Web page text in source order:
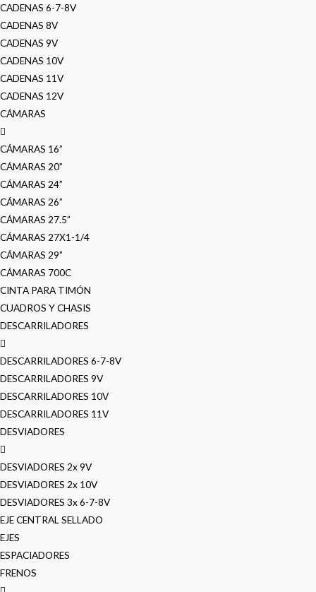
CADENAS 6-7-8V
CADENAS 8V
CADENAS 9V
CADENAS 10V
CADENAS 11V
CADENAS 12V
CÁMARAS
CÁMARAS 16”
CÁMARAS 20”
CÁMARAS 24”
CÁMARAS 26”
CÁMARAS 27.5”
CÁMARAS 27X1-1/4
CÁMARAS 29”
CÁMARAS 700C
CINTA PARA TIMÓN
CUADROS Y CHASIS
DESCARRILADORES
DESCARRILADORES 6-7-8V
DESCARRILADORES 9V
DESCARRILADORES 10V
DESCARRILADORES 11V
DESVIADORES
DESVIADORES 2x 9V
DESVIADORES 2x 10V
DESVIADORES 3x 6-7-8V
EJE CENTRAL SELLADO
EJES
ESPACIADORES
FRENOS